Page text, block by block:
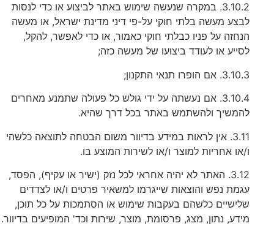
3.10.2. במקרה שנעשה שימוש באתר לביצוע או כדי לנסות
לבצע מעשה בלתי חוקי על-פי דיני מדינת ישראל, או מעשה
הנחזה על פניו כבלתי חוקי כאמור, או כדי לאפשר, להקל,
לסייע או לעודד ביצועו של מעשה כזה;
3.10.3. אם הופרו תנאי התקנון;
3.10.4. אם נעשתה על ידי גולש כל פעולה שתמנע מאחרים
להמשיך ולהשתמש באתר בכל דרך שהיא.
3.11. אין לראות במידע בדיוור משום הבטחה לתוצאה כלשהי
ו/או אחריות למוצר ו/או לשירות המוצע בו.
3.12. האתר לא יהיה אחראי לכל נזק (ישיר או עקיף), הפסד,
עגמת נפש והוצאות שייגרמו למשאיר פרטים ו/או לצדדים
שלישיים כלשהם בעקבות שימוש או הסתמכות על כל תוכן,
מידע, נתון, מצג, פרסומת, מוצר, שירות וכד' המופיעים בדיוור.